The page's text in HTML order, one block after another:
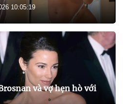
10:05:19
và vợ hẹn hò với